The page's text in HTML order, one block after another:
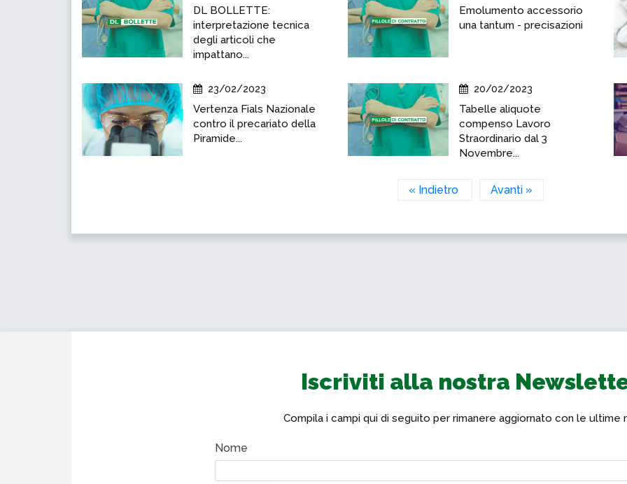
DL BOLLETTE:
interpretazione tecnica
degli articoli che
impattano...
Emolumento accessorio
una tantum - precisazioni
23/02/2023
Vertenza Fials Nazionale
contro il precariato della
Piramide...
20/02/2023
Tabelle aliquote
compenso Lavoro
Straordinario dal 3
Novembre...
« Indietro Avanti »
Iscriviti alla nostra
Compila i campi qui di seguito per rimanere aggiornato con le ultime
Nome